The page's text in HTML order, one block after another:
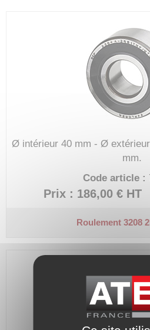
Ø intérieur 40 mm - Ø
mm.
Code article :
Prix : 186,00 € HT
Roulement 3208